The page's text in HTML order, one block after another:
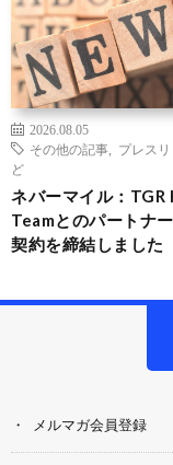
2026.08.05
その他の記事
プレス
ど
ネバーマイル：TGR
Teamとのパートナ
契約を締結しました
メルマガ会員登録